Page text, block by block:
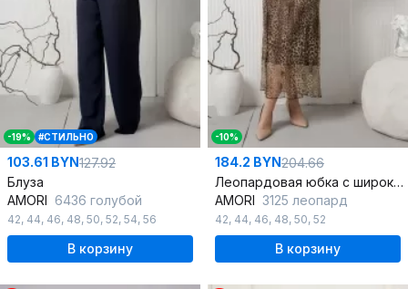
-19% #СТИЛЬНО
103.61 BYN127.92
Блуза
AMORI 6436 голубой
42, 44, 46, 48, 50, 52, 54, 56
В корзину
-10%
184.2 BYN204.66
Леопардовая юбка с широкой резинкой и подкладкой
AMORI 3125 леопард
42, 44, 46, 48, 50, 52
В корзину